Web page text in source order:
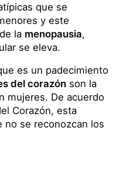
que se
y este
la menopausia,
se eleva.
es un padecimiento
del corazón son la
mujeres. De acuerdo
Corazón, esta
no se reconozcan los